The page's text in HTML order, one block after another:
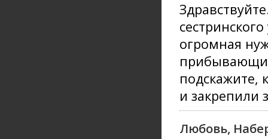
огромная
подскажите,
и закрепили
Любовь,